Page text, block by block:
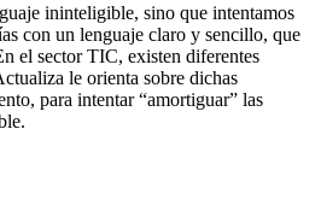
ininteligible, sino que intentamos
con un lenguaje claro y sencillo, que
el sector TIC, existen diferentes
le orienta sobre dichas
para intentar “amortiguar” las